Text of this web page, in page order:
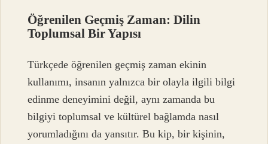
Öğrenilen Geçmiş Zaman: Dilin
Toplumsal Bir Yapısı
Türkçede öğrenilen geçmiş zaman ekinin
kullanımı, insanın yalnızca bir olayla ilgili bilgi
edinme deneyimini değil, aynı zamanda bu
bilgiyi toplumsal ve kültürel bağlamda nasıl
yorumladığını da yansıtır. Bu kip, bir kişinin,